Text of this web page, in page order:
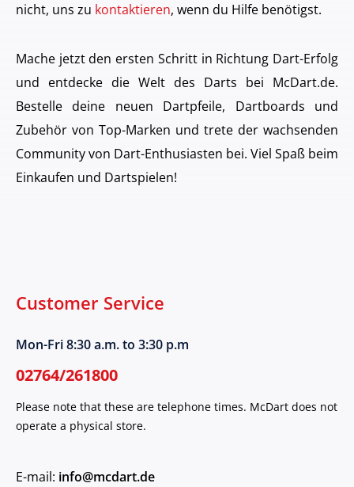
nicht, uns zu kontaktieren, wenn du Hilfe benötigst.
Mache jetzt den ersten Schritt in Richtung Dart-Erfolg
und entdecke die Welt des Darts bei McDart.de.
Bestelle deine neuen Dartpfeile, Dartboards und
Zubehör von Top-Marken und trete der wachsenden
Community von Dart-Enthusiasten bei. Viel Spaß beim
Einkaufen und Dartspielen!
Customer Service
Mon-Fri 8:30 a.m. to 3:30 p.m
02764/261800
Please note that these are telephone times. McDart does not
operate a physical store.
E-mail: info@mcdart.de